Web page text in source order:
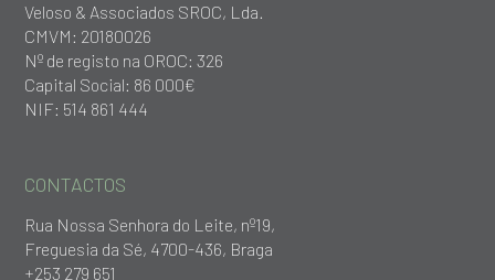
Veloso & Associados SROC, Lda.
CMVM: 20180026
Nº de registo na OROC: 326
Capital Social: 86 000€
NIF: 514 861 444
CONTACTOS
Rua Nossa Senhora do Leite, nº19,
Freguesia da Sé, 4700-436, Braga
+253 279 651